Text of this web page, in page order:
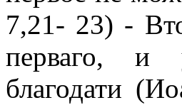
7,21- 23) -
перваго, и
благодати